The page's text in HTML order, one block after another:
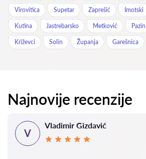
Virovitica Supetar Zaprešić Imotski
Kutina Jastrebarsko Metković Pazin
Križevci Solin Županja Garešnica
Najnovije recenzije
V
Vladimir Gizdavić